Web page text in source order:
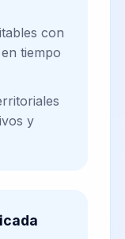
con
tiempo
y